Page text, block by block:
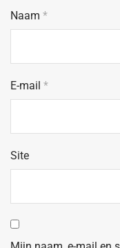
Naam *
E-mail *
Site